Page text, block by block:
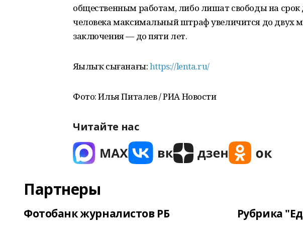
общественным работам, либо лишат свободы на срок
человека максимальный штраф увеличится до двух
заключения — до пяти лет.
Яңылыҡ сығанағы:https://lenta.ru/
Фото: Илья Питалев / РИА Новости
Читайте нас
Партнеры
Фотобанк журналистов РБ Рубрика